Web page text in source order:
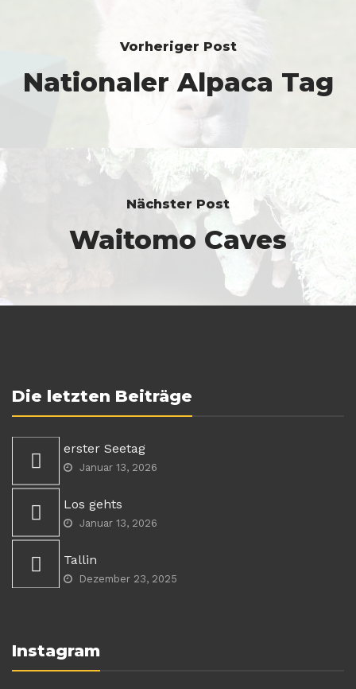
Vorheriger Post
Nationaler Alpaca Tag
Nächster Post
Waitomo Caves
Die letzten Beiträge
erster Seetag
Januar 13, 2026
Los gehts
Januar 13, 2026
Tallin
Dezember 23, 2025
Instagram